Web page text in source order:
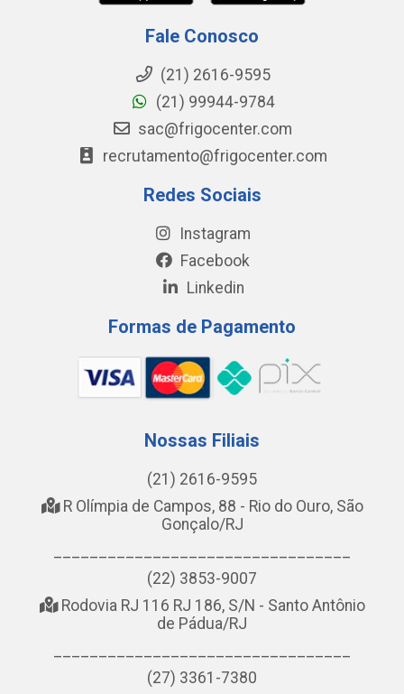
Fale Conosco
(21) 2616-9595
(21) 99944-9784
sac@frigocenter.com
recrutamento@frigocenter.com
Redes Sociais
Instagram
Facebook
Linkedin
Formas de Pagamento
Nossas Filiais
(21) 2616-9595
R Olímpia de Campos, 88 - Rio do Ouro, São
Gonçalo/RJ
(22) 3853-9007
Rodovia RJ 116 RJ 186, S/N - Santo Antônio
de Pádua/RJ
(27) 3361-7380